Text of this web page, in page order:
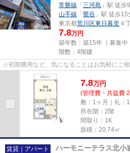
常磐線 「三河島 」駅 徒歩
山手線 「鶯谷 」駅 徒歩15
東京都荒川区東日暮里 ４
7.8万円
築年数：築15年 ｜募集中
階数：4階建
☆初期費用など、気になることはお気軽にご
7.8万円
(管理費・共益費
敷：1ヶ月｜礼：
所在階：2階
間取り：1K
面積：20.74㎡
賃貸｜アパート ハーモニーテラス北